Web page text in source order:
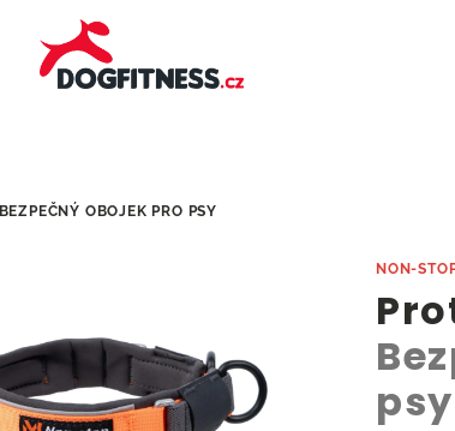
BEZPEČNÝ OBOJEK PRO PSY
NON-
psy